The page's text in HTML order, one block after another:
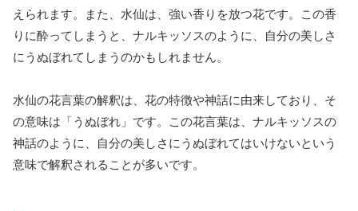
えられます。また、水仙は、強い香りを放つ花です。この香
りに酔ってしまうと、ナルキッソスのように、自分の美しさ
にうぬぼれてしまうのかもしれません。
水仙の花言葉の解釈は、花の特徴や神話に由来しており、そ
の意味は「うぬぼれ」です。この花言葉は、ナルキッソスの
神話のように、自分の美しさにうぬぼれてはいけないという
意味で解釈されることが多いです。